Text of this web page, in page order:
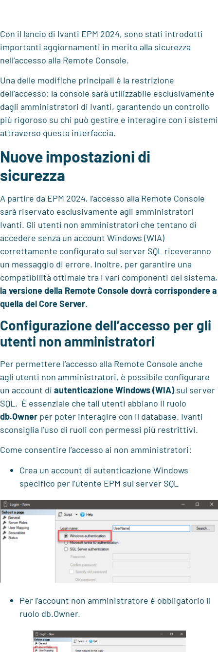
Con il lancio di Ivanti EPM 2024, sono stati introdotti
importanti aggiornamenti in merito alla sicurezza
nell’accesso alla Remote Console.
Una delle modifiche principali è la restrizione
dell’accesso: la console sarà utilizzabile esclusivamente
dagli amministratori di Ivanti, garantendo un controllo
più rigoroso su chi può gestire e interagire con i sistemi
attraverso questa interfaccia.
Nuove impostazioni di
sicurezza
A partire da EPM 2024, l’accesso alla Remote Console
sarà riservato esclusivamente agli amministratori
Ivanti. Gli utenti non amministratori che tentano di
accedere senza un account Windows (WIA)
correttamente configurato sul server SQL riceveranno
un messaggio di errore. Inoltre, per garantire una
compatibilità ottimale tra i vari componenti del sistema,
la versione della Remote Console dovrà corrispondere a
quella del Core Server.
Configurazione dell’accesso per gli
utenti non amministratori
Per permettere l’accesso alla Remote Console anche
agli utenti non amministratori, è possibile configurare
un account di autenticazione Windows (WIA)sul server
SQL. È essenziale che tali utenti abbiano il ruolo
db.Owner per poter interagire con il database. Ivanti
sconsiglia l’uso di ruoli con permessi più restrittivi.
Come consentire l’accesso ai non amministratori:
Crea un account di autenticazione Windows
specifico per l’utente EPM sul server SQL
Per l’account non amministratore è obbligatorio il
ruolo db.Owner.